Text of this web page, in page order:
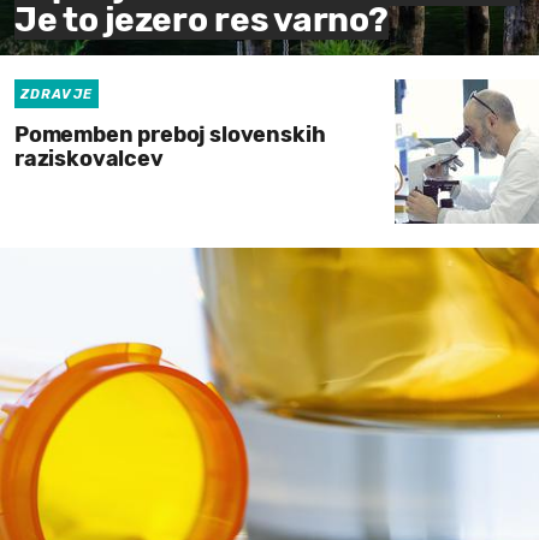
Je to jezero res varno?
ZDRAVJE
Pomemben preboj slovenskih
raziskovalcev